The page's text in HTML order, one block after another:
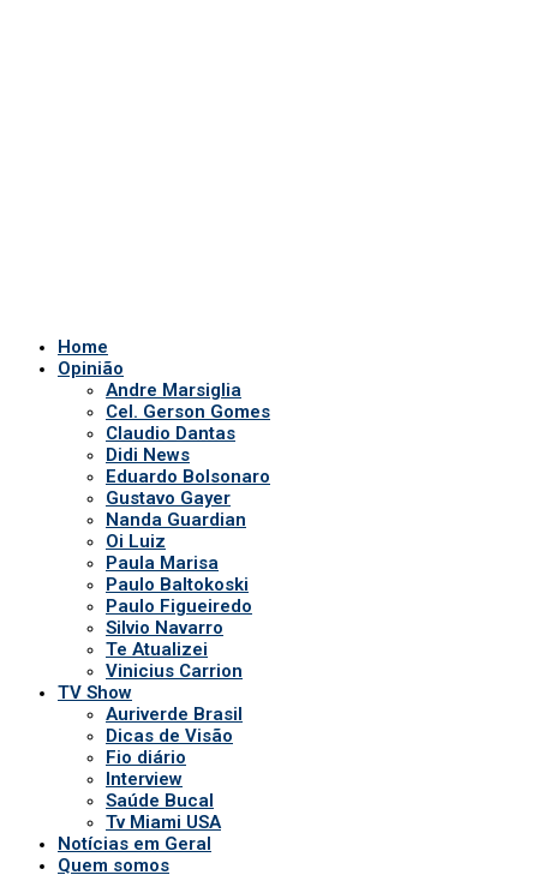
Vinicius Carrion
TV Show
Auriverde Brasil
Dicas de Visão
Fio diário
Interview
Saúde Bucal
Tv Miami USA
Notícias em Geral
Quem somos
POLÍTICA DE PRIVACIDADE
APP DA TV
Comerciais
Ao vivo
Patronos